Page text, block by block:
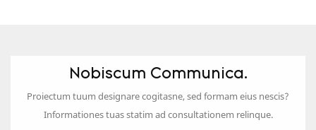
Nobiscum Communica.
Proiectum tuum designare cogitasne, sed formam eius nescis?
Informationes tuas statim ad consultationem relinque.